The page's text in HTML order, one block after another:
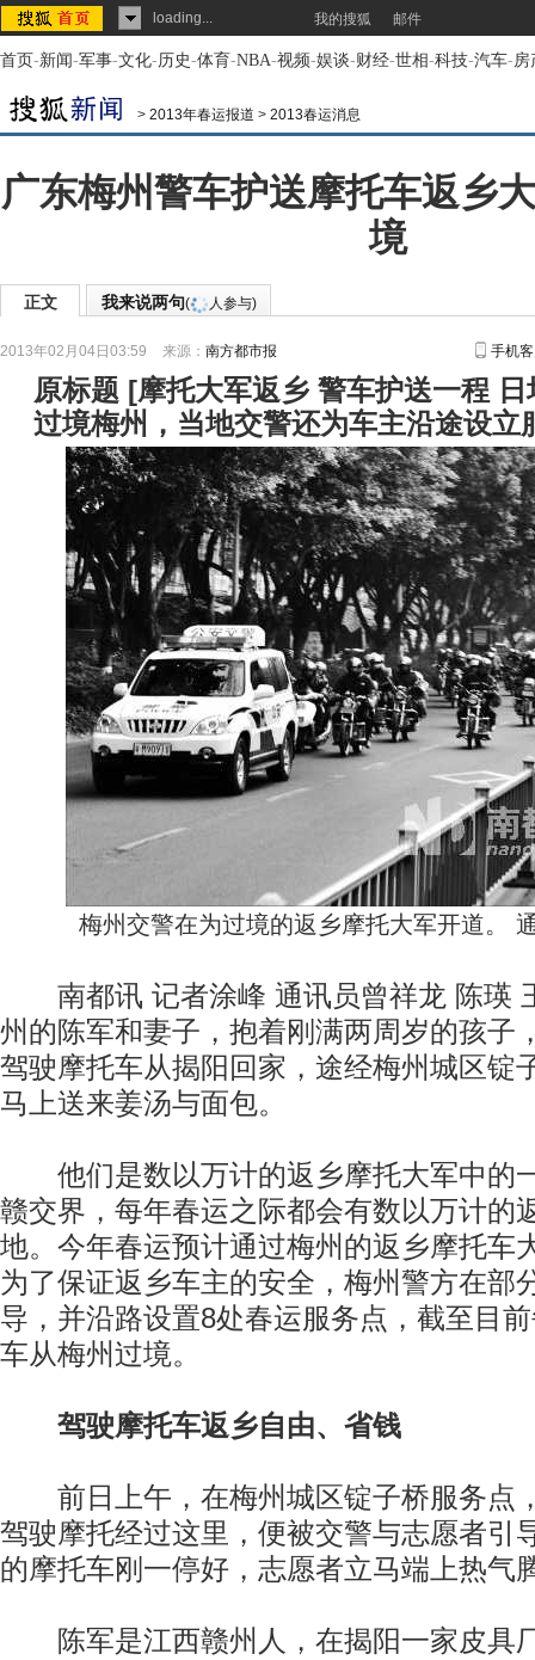
loading... 我的搜狐 邮件
首页-新闻-军事-文化-历史-体育-NBA-视频-娱谈-财经-世相-科技-汽车-房
> 2013年春运报道 > 2013春运消息
广东梅州警车护送摩托车返乡
境
正文 我来说两句( 人参与)
2013年02月04日03:59 来源： 南方都市报 手机
原标题 [摩托大军返乡 警车护送一程
过境梅州，当地交警还为车主沿途设立
梅州交警在为过境的返乡摩托大军开道。
南都讯 记者涂峰 通讯员曾祥龙 陈瑛
州的陈军和妻子，抱着刚满两周岁的孩子
驾驶摩托车从揭阳回家，途经梅州城区锭
马上送来姜汤与面包。
他们是数以万计的返乡摩托大军中的
赣交界，每年春运之际都会有数以万计的
地。今年春运预计通过梅州的返乡摩托车
为了保证返乡车主的安全，梅州警方在部
导，并沿路设置8处春运服务点，截至目
车从梅州过境。
驾驶摩托车返乡自由、省钱
前日上午，在梅州城区锭子桥服务点
驾驶摩托经过这里，便被交警与志愿者引
的摩托车刚一停好，志愿者立马端上热气
陈军是江西赣州人，在揭阳一家皮具